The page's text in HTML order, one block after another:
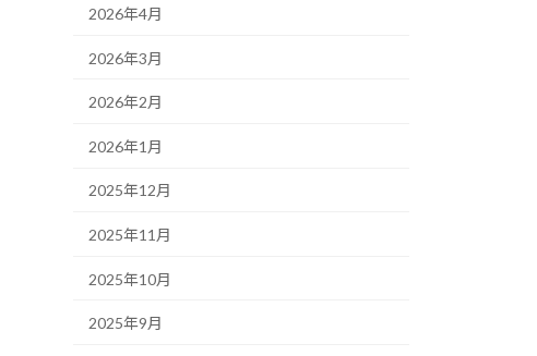
2026年4月
2026年3月
2026年2月
2026年1月
2025年12月
2025年11月
2025年10月
2025年9月